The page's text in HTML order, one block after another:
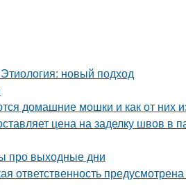
новый подход
домашние мошки и как от них
цена на заделку швов в
про выходные дни
ответственность